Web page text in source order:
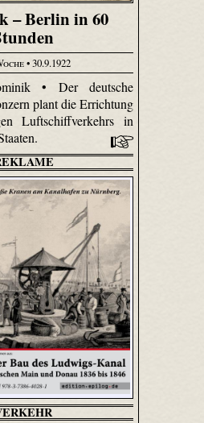
– Berlin in 60
• 30.9.1922
• Der deutsche
plant die Errichtung
Luftschiffverkehrs in